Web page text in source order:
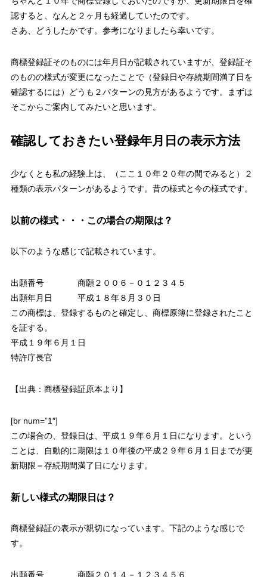
認すると、なんと２ヶ月も経過していたのです。
さあ、どうしたかです。参考になりましたら幸いです。
商標登録証そのものには年月日が記載されていますが、登録証そ
のものの様式が変更になったことで（登録日や存続期間満了日を
確認するには）どうも２パターンの見方があるようです。まずは
そこからご案内してみたいと思います。
確認しておきたい登録年月日の表示方法
少なくとも私の経験上は、（ここ１０年２０年の間でみると）２
種類の表示パターンがあるようです。昔の様式と今の様式です。
以前の様式・・・この場合の期限は？
以下のような感じで記載されています。
出願番号 商願２００６－０１２３４５
出願年月日 平成１８年８月３０日
この商標は、登録するものと確定し、商標原簿に登録されたこと
を証する。
平成１９年６月１日
特許庁長官
【出典：商標登録証原本より】
[br num=”1″]
この場合の、 登録日は、平成１９年６月１日になります。という
ことは、自動的に期限は１０年後の平成２９年６月１日 までが更
新期限＝存続期間満了日になります。
新しい様式の期限日は？
商標登録証の表示が親切になっています。下記のような感じで
す。
出願番号 商願２０１４－１２３４５６